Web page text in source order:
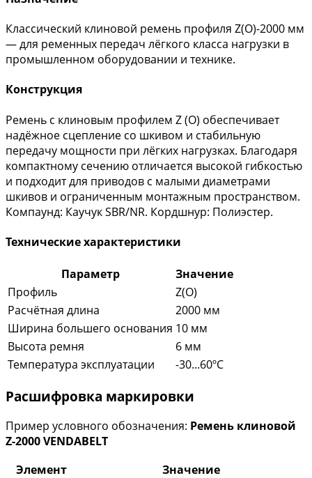
Классический клиновой ремень профиля Z(O)-2000 мм
— для ременных передач лёгкого класса нагрузки в
промышленном оборудовании и технике.
Конструкция
Ремень с клиновым профилем Z (O) обеспечивает
надёжное сцепление со шкивом и стабильную
передачу мощности при лёгких нагрузках. Благодаря
компактному сечению отличается высокой гибкостью
и подходит для приводов с малыми диаметрами
шкивов и ограниченным монтажным пространством.
Компаунд: Каучук SBR/NR. Кордшнур: Полиэстер.
Технические характеристики
Параметр
Значение
Профиль
Z(O)
Расчётная длина
2000 мм
Ширина большего основания 10 мм
Высота ремня
6 мм
Температура эксплуатации
-30...60ºC
Расшифровка маркировки
Пример условного обозначения: Ремень клиновой
Z-2000 VENDABELT
Элемент
Значение